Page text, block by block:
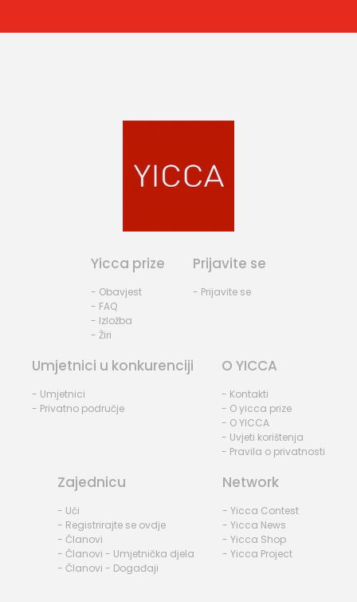
Yicca prize
- Obavjest
- FAQ
- Izložba
- Žiri
Prijavite se
- Prijavite se
Umjetnici u konkurenciji
- Umjetnici
- Privatno područje
O YICCA
- Kontakti
- O yicca prize
- O YICCA
- Uvjeti korištenja
- Pravila o privatnosti
Zajednicu
- Ući
- Registrirajte se ovdje
- Članovi
- Članovi - Umjetnička djela
- Članovi - Događaji
Network
- Yicca Contest
- Yicca News
- Yicca Shop
- Yicca Project